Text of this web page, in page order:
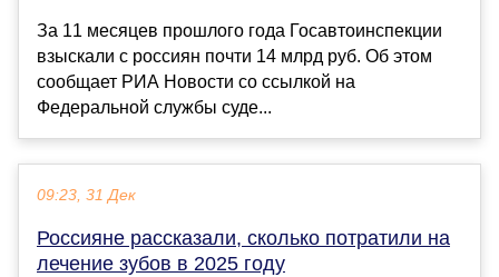
За 11 месяцев прошлого года Госавтоинспекции
взыскали с россиян почти 14 млрд руб. Об этом
сообщает РИА Новости со ссылкой на
Федеральной службы суде...
09:23, 31 Дек
Россияне рассказали, сколько потратили на
лечение зубов в 2025 году